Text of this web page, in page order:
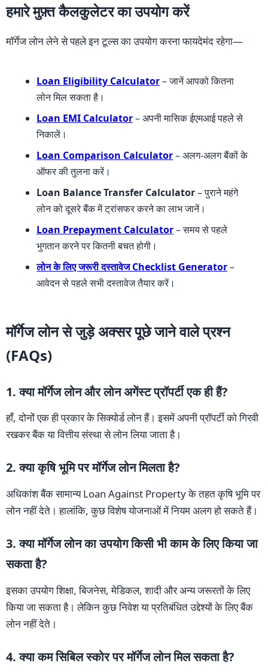
हमारे मुफ़्त कैलकुलेटर का उपयोग करें
मॉर्गेज लोन लेने से पहले इन टूल्स का उपयोग करना फायदेमंद रहेगा—
Loan Eligibility Calculator– जानें आपको कितना
लोन मिल सकता है।
Loan EMI Calculator– अपनी मासिक ईएमआई पहले से
निकालें।
Loan Comparison Calculator– अलग-अलग बैंकों के
ऑफर की तुलना करें।
Loan Balance Transfer Calculator– पुराने महंगे
लोन को दूसरे बैंक में ट्रांसफर करने का लाभ जानें।
Loan Prepayment Calculator– समय से पहले
भुगतान करने पर कितनी बचत होगी।
लोन के लिए जरूरी दस्तावेज Checklist Generator–
आवेदन से पहले सभी दस्तावेज तैयार करें।
मॉर्गेज लोन से जुड़े अक्सर पूछे जाने वाले प्रश्न
(FAQs)
1. क्या मॉर्गेज लोन और लोन अगेंस्ट प्रॉपर्टी एक ही हैं?
हाँ, दोनों एक ही प्रकार के सिक्योर्ड लोन हैं। इसमें अपनी प्रॉपर्टी को गिरवी
रखकर बैंक या वित्तीय संस्था से लोन लिया जाता है।
2. क्या कृषि भूमि पर मॉर्गेज लोन मिलता है?
अधिकांश बैंक सामान्य Loan Against Property के तहत कृषि भूमि पर
लोन नहीं देते। हालांकि, कुछ विशेष योजनाओं में नियम अलग हो सकते हैं।
3. क्या मॉर्गेज लोन का उपयोग किसी भी काम के लिए किया जा
सकता है?
इसका उपयोग शिक्षा, बिजनेस, मेडिकल, शादी और अन्य जरूरतों के लिए
किया जा सकता है। लेकिन कुछ निवेश या प्रतिबंधित उद्देश्यों के लिए बैंक
लोन नहीं देते।
4. क्या कम सिबिल स्कोर पर मॉर्गेज लोन मिल सकता है?